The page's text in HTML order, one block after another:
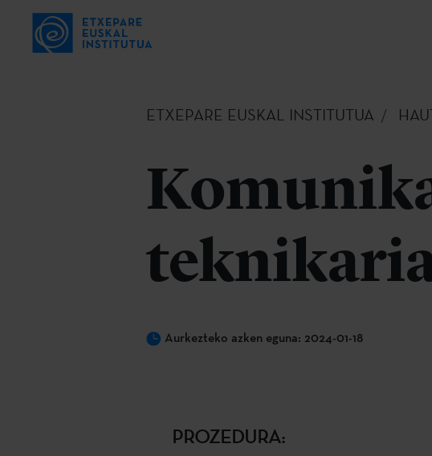
ETXEPARE EUSKAL INSTITUTUA
Aurkezteko azken eguna: 2024-01-18
PROZEDURA: